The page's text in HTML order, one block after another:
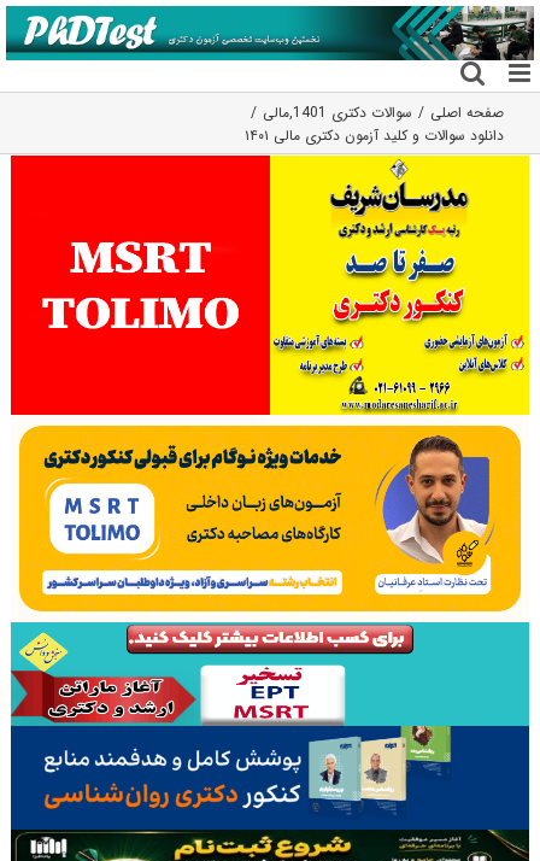
رفتن
به
محتوا
صفحه اصلی سوالات دکتری 1401 ,مالی
دانلود سوالات و کلید آزمون دکتری مالی ۱۴۰۱